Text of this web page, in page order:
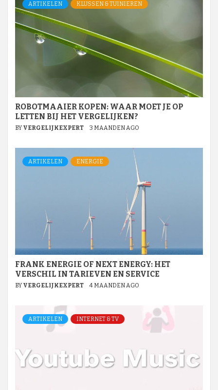
ARTIKELEN KLUSSEN & TUINIEREN
ROBOTMAAIER KOPEN: WAAR MOET JE OP
LETTEN BIJ HET VERGELIJKEN?
BY VERGELIJKEXPERT 3 MAANDEN AGO
ARTIKELEN ENERGIE
FRANK ENERGIE OF NEXT ENERGY: HET
VERSCHIL IN TARIEVEN EN SERVICE
BY VERGELIJKEXPERT 4 MAANDEN AGO
ARTIKELEN INTERNET & TV